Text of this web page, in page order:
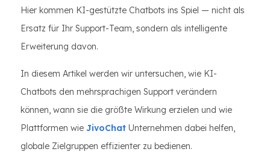
Hier kommen KI-gestützte Chatbots ins Spiel — nicht als
Ersatz für Ihr Support-Team, sondern als intelligente
Erweiterung davon.
In diesem Artikel werden wir untersuchen, wie KI-
Chatbots den mehrsprachigen Support verändern
können, wann sie die größte Wirkung erzielen und wie
Plattformen wie JivoChat Unternehmen dabei helfen,
globale Zielgruppen effizienter zu bedienen.